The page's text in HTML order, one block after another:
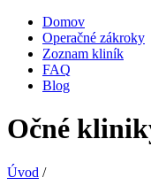
Domov
Operačné zákroky
Zoznam kliník
FAQ
Blog
Očné
Úvod /